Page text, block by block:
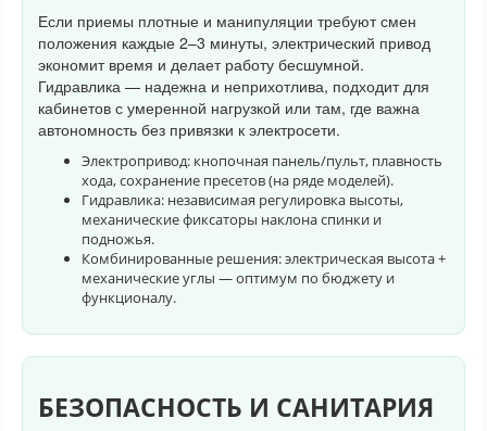
Если приемы плотные и манипуляции требуют смен
положения каждые 2–3 минуты, электрический привод
экономит время и делает работу бесшумной.
Гидравлика — надежна и неприхотлива, подходит для
кабинетов с умеренной нагрузкой или там, где важна
автономность без привязки к электросети.
Электропривод: кнопочная панель/пульт, плавность
хода, сохранение пресетов (на ряде моделей).
Гидравлика: независимая регулировка высоты,
механические фиксаторы наклона спинки и
подножья.
Комбинированные решения: электрическая высота +
механические углы — оптимум по бюджету и
функционалу.
БЕЗОПАСНОСТЬ И САНИТАРИЯ